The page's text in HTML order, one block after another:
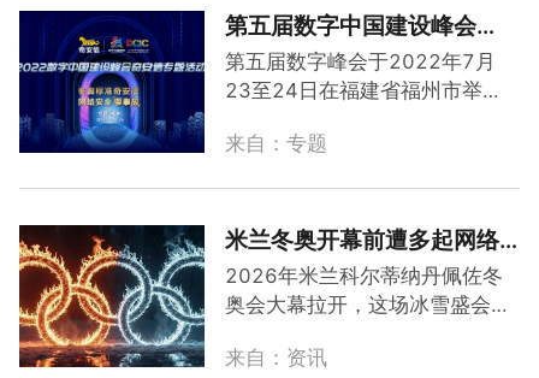
第五届数字中国建设峰会
——冬奥标准奇安信 网络安
全零事故系列精彩活动
第五届数字峰会于2022年7月
23至24日在福建省福州市举
领新格局”为主题，由国家互联网
院国资委、福建省人民政府共同
主办，福建省数字福建建设领导
小组办公室、福建省互联网信息
办公室、福州市人民政府共同承
办。包括开幕式、主论坛、政策
来自：专题
米兰冬奥开幕前遭多起网络
攻击，“零事故”安全目标再成
行业焦点
2026年米兰科尔蒂纳丹佩佐冬
奥会大幕拉开，这场冰雪盛会不
络安全的攻防前线。意大利外交
来自：资讯